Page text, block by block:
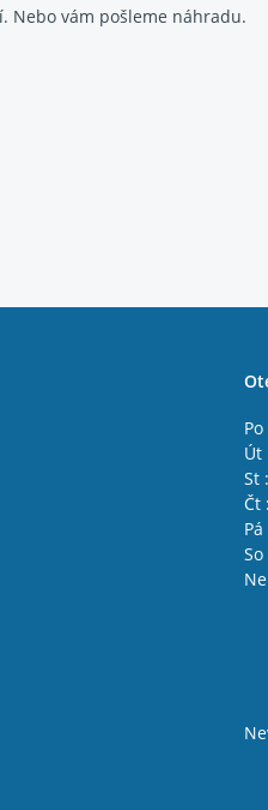
Nebo vám pošleme náhradu.
Út
St
Čt
So